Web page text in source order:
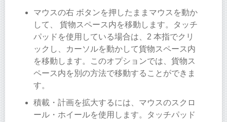
マウスの右 ボタンを押したままマウスを動か
して、 貨物スペース内を移動します。タッチ
パッドを使用している場合は、2 本指でクリ
ックし、カーソルを動かして貨物スペース内
を移動します。このオプションでは、貨物ス
ペース内を別の方法で移動することができま
す。
積載・計画を拡大するには、マウスのスクロ
ール・ホイールを使用します。タッチパッド